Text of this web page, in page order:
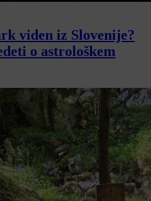
viden iz Slovenije?
o astrološkem